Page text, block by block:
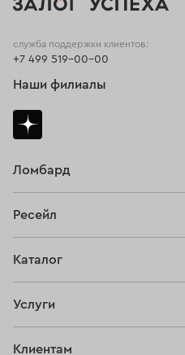
Ломбард
Тарифы
Ресейл
Купить
Каталог
Серьги
Услуги
Клиентам
служба поддержки клиентов:
+7 499 519-00-00
Наши филиалы